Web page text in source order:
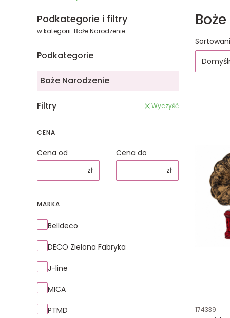
Podkategorie i filtry
w kategorii: Boże Narodzenie
Podkategorie
Boże Narodzenie
Filtry Wyczyść
CENA
Cena od
zł
Cena do
zł
MARKA
Marka
Belldeco
DECO Zielona Fabryka
J-line
MICA
PTMD
Lista
Kod
174339